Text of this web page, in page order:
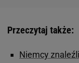
Przeczytaj także:
Niemcy